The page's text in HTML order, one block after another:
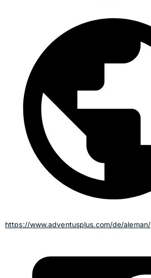
https://www.adventusplus.com/de/aleman/